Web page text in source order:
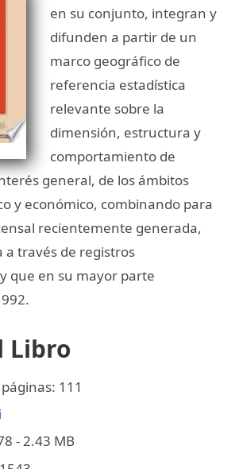
en su conjunto, integran y
difunden a partir de un
marco geográfico de
referencia estadística
relevante sobre la
dimensión, estructura y
comportamiento de
general, de los ámbitos
y económico, combinando para
recientemente generada,
a través de registros
que en su mayor parte
Libro
111
- 2.43 MB